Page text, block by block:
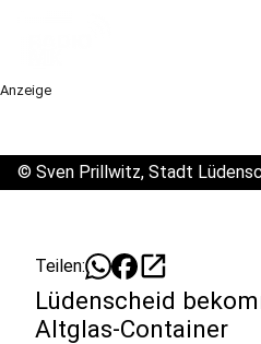
Anzeige
© Sven Prillwitz, Stadt
Teilen: open_in_new
Lüdenscheid
Altglas-Container